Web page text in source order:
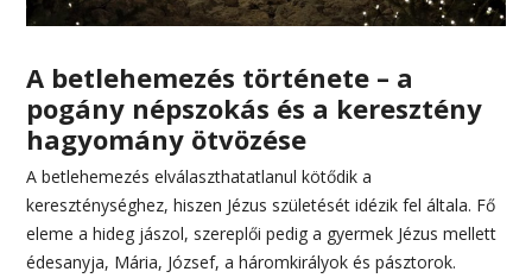
A betlehemezés története – a
pogány népszokás és a keresztény
hagyomány ötvözése
A betlehemezés elválaszthatatlanul kötődik a
kereszténységhez, hiszen Jézus születését idézik fel általa. Fő
eleme a hideg jászol, szereplői pedig a gyermek Jézus mellett
édesanyja, Mária, József, a háromkirályok és pásztorok.